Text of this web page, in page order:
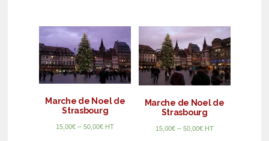
Marche de Noel de
Strasbourg
15,00€ –50,00€ HT
Marche de Noel de
Strasbourg
15,00€– 50,00€ HT